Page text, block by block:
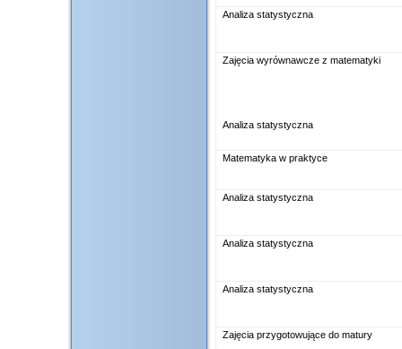
Analiza statystyczna
Zajęcia wyrównawcze z matematyki
Analiza statystyczna
Matematyka w praktyce
Analiza statystyczna
Analiza statystyczna
Analiza statystyczna
Zajęcia przygotowujące do matury